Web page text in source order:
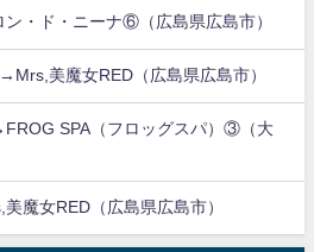
・ド・ニーナ⑥（広島県広島市）
美魔女RED（広島県広島市）
SPA（フロッグスパ）③（大
魔女RED（広島県広島市）